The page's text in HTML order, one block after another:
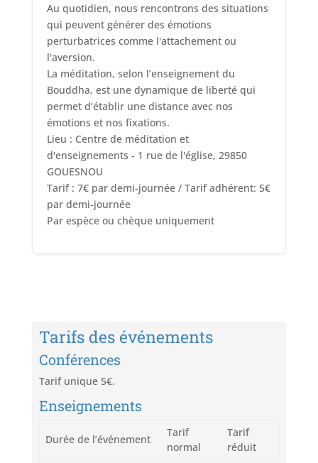
Au quotidien, nous rencontrons des situations
qui peuvent générer des émotions
perturbatrices comme l'attachement ou
l'aversion.
La méditation, selon l’enseignement du
Bouddha, est une dynamique de liberté qui
permet d’établir une distance avec nos
émotions et nos fixations.
Lieu : Centre de méditation et
d'enseignements - 1 rue de l'église, 29850
GOUESNOU
Tarif : 7€ par demi-journée / Tarif adhérent: 5€
par demi-journée
Par espèce ou chèque uniquement
Tarifs des événements
Conférences
Tarif unique 5€.
Enseignements
Durée de l’événement
Tarif
normal
Tarif
réduit